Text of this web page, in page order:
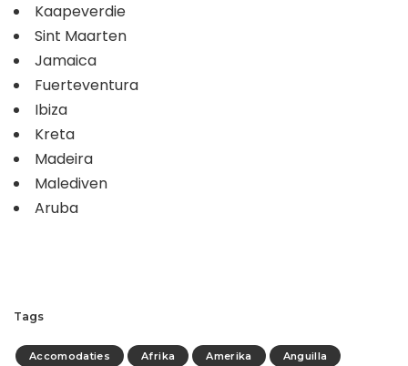
Kaapeverdie
Sint Maarten
Jamaica
Fuerteventura
Ibiza
Kreta
Madeira
Malediven
Aruba
Tags
Accomodaties Afrika Amerika Anguilla